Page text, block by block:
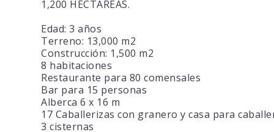
1,200 HECTÁREAS.
Edad: 3 años
Terreno: 13,000 m2
Construcción: 1,500 m2
8 habitaciones
Restaurante para 80 comensales
Bar para 15 personas
Alberca 6 x 16 m
17 Caballerizas con granero y casa para
3 cisternas